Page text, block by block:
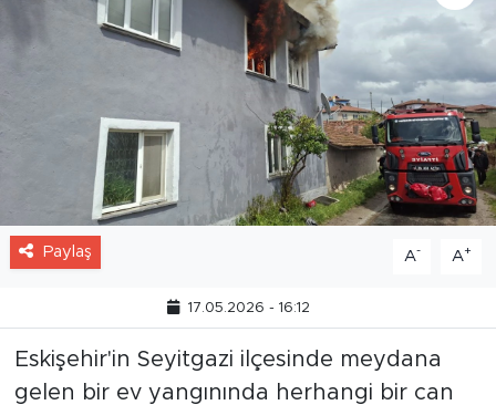
Paylaş A- A+
17.05.2026 - 16:12
Eskişehir'in Seyitgazi ilçesinde meydana
gelen bir ev yangınında herhangi bir can